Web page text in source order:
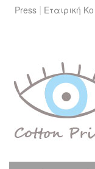
Press | Εταιρική